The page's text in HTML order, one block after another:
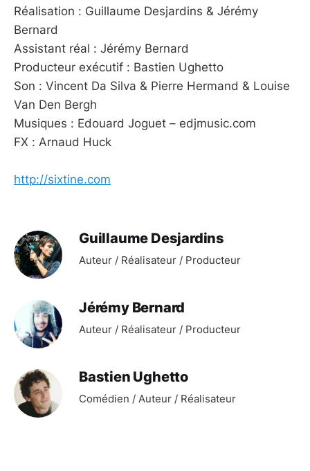
Réalisation : Guillaume Desjardins & Jérémy
Bernard
Assistant réal : Jérémy Bernard
Producteur exécutif : Bastien Ughetto
Son : Vincent Da Silva & Pierre Hermand & Louise
Van Den Bergh
Musiques : Edouard Joguet – edjmusic.com
FX : Arnaud Huck
http://sixtine.com
Guillaume Desjardins
Auteur / Réalisateur / Producteur
Jérémy Bernard
Auteur / Réalisateur / Producteur
Bastien Ughetto
Comédien / Auteur / Réalisateur